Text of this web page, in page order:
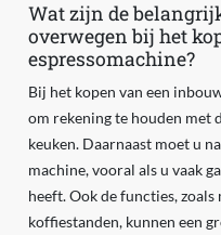
Wat zijn de
overwegen bij het
espressomachine?
Bij het kopen van een
om rekening te houden met
keuken. Daarnaast moet u
machine, vooral als u vaak
heeft. Ook de functies,
koffiestanden, kunnen een